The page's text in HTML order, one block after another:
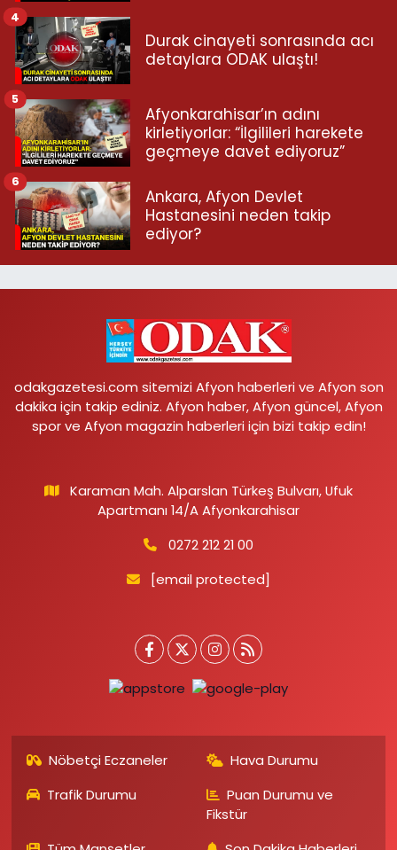
Durak cinayeti sonrasında acı
detaylara ODAK ulaştı!
4
Afyonkarahisar’ın adını
kirletiyorlar: “İlgilileri harekete
geçmeye davet ediyoruz”
5
Ankara, Afyon Devlet
Hastanesini neden takip
ediyor?
6
odakgazetesi.com sitemizi Afyon haberleri ve Afyon son
dakika için takip ediniz. Afyon haber, Afyon güncel, Afyon
spor ve Afyon magazin haberleri için bizi takip edin!
Karaman Mah. Alparslan Türkeş Bulvarı, Ufuk
Apartmanı 14/A Afyonkarahisar
0272 212 21 00
[email protected]
Nöbetçi Eczaneler
Hava Durumu
Trafik Durumu
Puan Durumu ve
Fikstür